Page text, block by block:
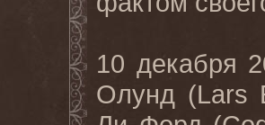
10 декабря
Олунд (Lars